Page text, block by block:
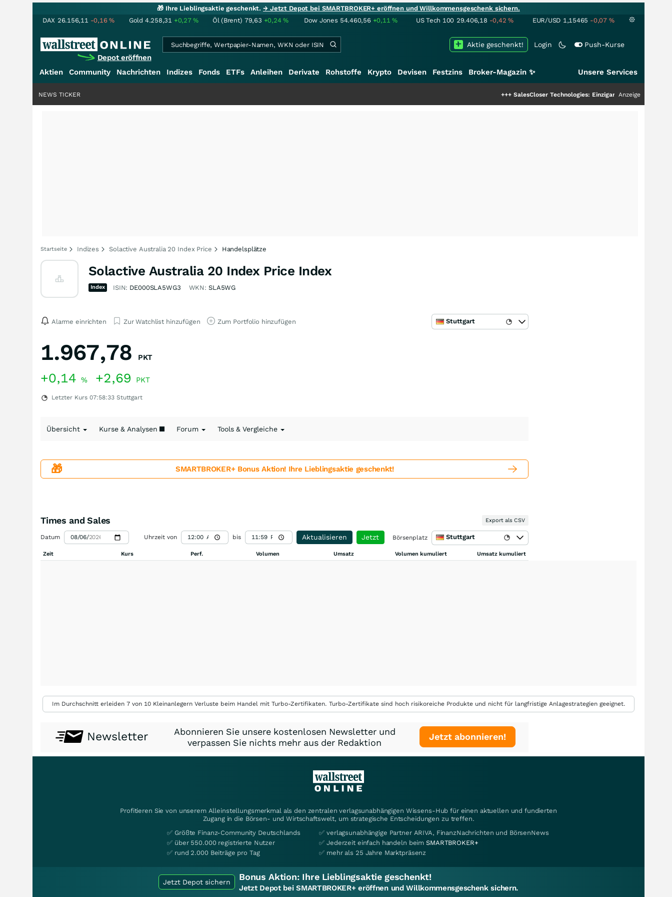
🎁 Ihre Lieblingsaktie geschenkt.→ Jetzt Depot bei SMARTBROKER+ eröffnen und Willkommensgeschenk sichern.
DAX 26.156,11 -0,16% Gold 4.258,31 +0,27% Öl (Brent) 79,63 +0,24% Dow Jones 54.460,56 +0,11% US Tech 100 29.406,18 -0,42% EUR/USD 1,15465 -0,07 %
Depot eröffnen
Login Push-Kurse
Aktie geschenkt!
Aktien Community Nachrichten Indizes Fonds ETFs Anleihen Derivate Rohstoffe Krypto Devisen Festzins Broker-Magazin ✨ Unsere Services
SalesCloser Technologies: Einzigartige Leistung zieht die
Anzeige
NEWS TICKER
Startseite Indizes Solactive Australia 20 Index Price Handelsplätze
Solactive Australia 20 Index Price Index
Index ISIN: DE000SLA5WG3 WKN: SLA5WG
Alarme einrichten Zur Watchlist hinzufügen Zum Portfolio hinzufügen Stuttgart
1.967,78 PKT
+0,14 % +2,69 PKT
Letzter Kurs 07:58:33 Stuttgart
Übersicht Kurse & Analysen Forum Tools & Vergleiche
🎁 SMARTBROKER+ Bonus Aktion! Ihre Lieblingsaktie geschenkt!
Times and Sales Export als CSV
Datum Uhrzeit von bis Aktualisieren Jetzt Börsenplatz Stuttgart
Zeit Kurs Perf. Volumen Umsatz Volumen kumuliert Umsatz kumuliert
Im Durchschnitt erleiden 7 von 10 Kleinanlegern Verluste beim Handel mit Turbo-Zertifikaten. Turbo-Zertifikate sind hoch risikoreiche Produkte und nicht für langfristige Anlagestrategien geeignet.
Newsletter
Abonnieren Sie unsere kostenlosen Newsletter und
verpassen Sie nichts mehr aus der Redaktion
Jetzt abonnieren!
Profitieren Sie von unserem Alleinstellungsmerkmal als den zentralen verlagsunabhängigen Wissens-Hub für einen aktuellen und fundierten
Zugang in die Börsen- und Wirtschaftswelt, um strategische Entscheidungen zu treffen.
✅ Größte Finanz-Community Deutschlands
✅ über 550.000 registrierte Nutzer
✅ rund 2.000 Beiträge pro Tag
✅ verlagsunabhängige Partner ARIVA, FinanzNachrichten und BörsenNews
✅ Jederzeit einfach handeln beimSMARTBROKER+
✅ mehr als 25 Jahre Marktpräsenz
Jetzt Depot sichern Bonus Aktion: Ihre Lieblingsaktie geschenkt!
Jetzt Depot bei SMARTBROKER+ eröffnen und Willkommensgeschenk sichern.